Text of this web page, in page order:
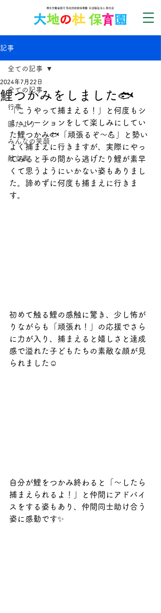
記事
全ての記事
行事
園だより
みんなの笑顔
献立表
全ての記事
鯉つかみをしました🐟
2024年7月22日
「こうやって捕まえる！」と何度もシ
ミュレーションをして楽しみにしてい
た鯉つかみ🐟「頑張るぞ～💪」と勢い
よく捕まえに行きますが、実際にやっ
てみると手の間から逃げたり鯉が素早
くて思うようにいかない姿もありまし
た。 諦めずに何度も捕まえに行きま
す。
初めて触る鯉の感触に驚き、少し怖が
りながらも「頑張れ！」の応援でさら
に力が入り、捕まえると嬉しさと達成
感で溢れた子どもたちの素敵な顔が見
られました☺
自分が鯉をつかみ終わると「～したら
捕まえられるよ！」と仲間にアドバイ
スをする姿もあり、仲間同士助け合う
姿に感動です✨